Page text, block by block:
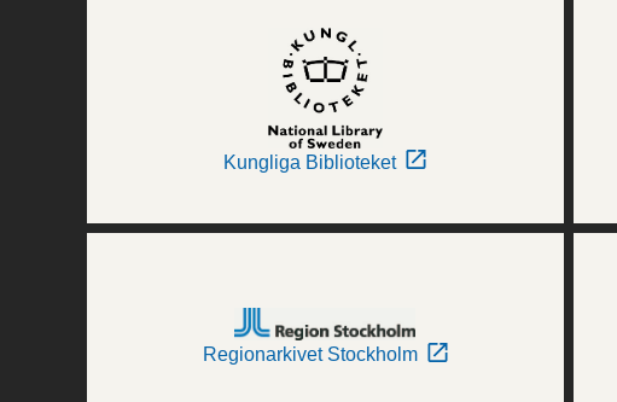
Kungliga Biblioteket
Regionarkivet Stockholm